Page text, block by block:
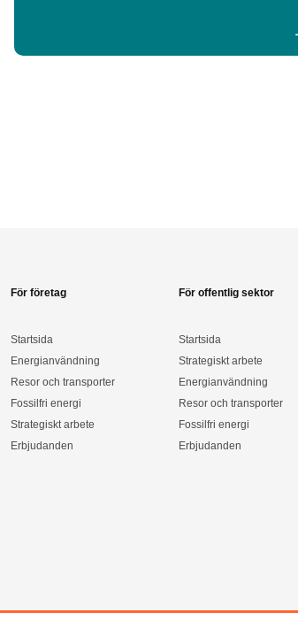
För företag
Startsida
Energianvändning
Resor och transporter
Fossilfri energi
Strategiskt arbete
Erbjudanden
För offentlig sektor
Startsida
Strategiskt arbete
Energianvändning
Resor och transporter
Fossilfri energi
Erbjudanden